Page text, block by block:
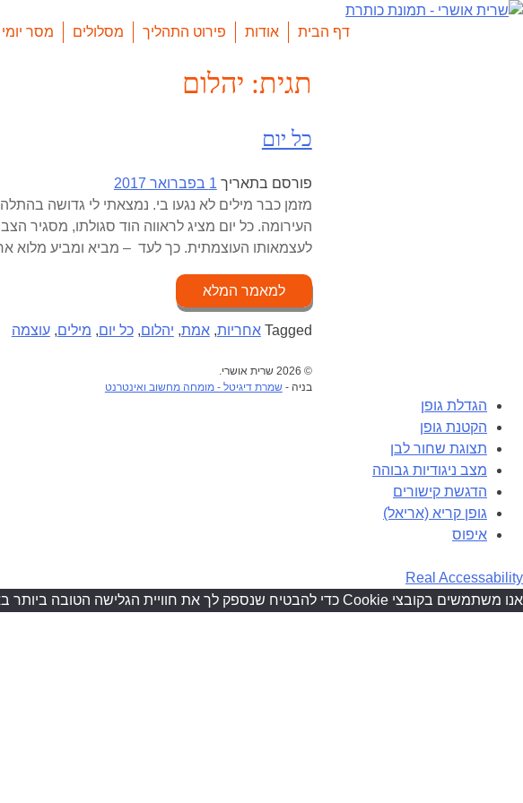
Skip
דף הבית אודות פירוט התהליך מסלולים מסר יומי
תגית: יהלום
כל יום
פורסם בתאריך 1 בפברואר 2017
מזמן כבר מילים לא נגעו בי. נמצאתי לי גדושה
העירומה. כל יום מציג לראווה הוד סגולתו, מסגיר
לעצמאותו העוצמתית. כך לעד – מביא ומביע מלוא
למאמר המלא
Tagged אחריות,אמת, יהלום,כל יום, מילים,עוצמה
© 2026 שרית אושרי.
בניה -שמרת דיגיטל - מומחה מחשוב ואינטרנט
הגדלת גופן
הקטנת גופן
תצוגת שחור לבן
מצב ניגודיות גבוהה
הדגשת קישורים
גופן קריא (אריאל)
איפוס
Real Accessability
אנו משתמשים בקובצי Cookie כדי להבטיח שנספק לך את חוויית הגלישה הטובה ביותר באתר שלנו. המשלך גלישתך באתר יהווה את הסכמתך לכך.